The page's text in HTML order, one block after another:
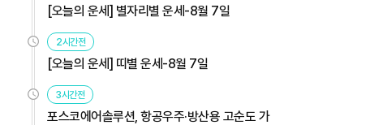
[오늘의 운세] 별자리별 운세-8월 7일
2시간전
[오늘의 운세] 띠별 운세-8월 7일
3시간전
포스코에어솔루션, 항공우주·방산용 고순도 가